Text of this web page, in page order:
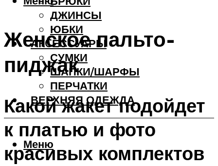
ДЖИНСЫ
ЮБКИ
АКCЕССУАРЫ
СУМКИ
ШАПКИ/ШАРФЫ
ПЕРЧАТКИ
ВЕРХНЯЯ ОДЕЖДА
Меню
Женское пальто-
пиджак
Какой жакет подойдет
к платью и фото
красивых комплектов